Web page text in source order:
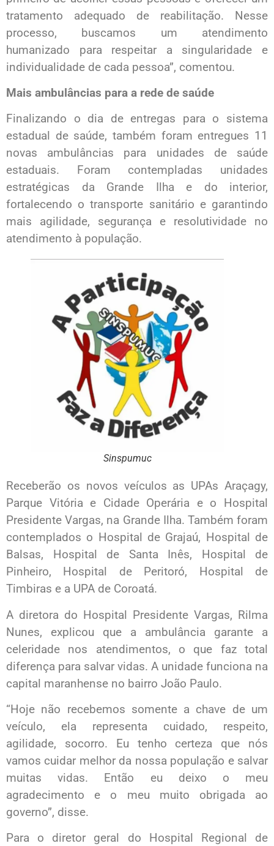
tratamento adequado de reabilitação. Nesse
processo, buscamos um atendimento
humanizado para respeitar a singularidade e
individualidade de cada pessoa”, comentou.
Mais ambulâncias para a rede de saúde
Finalizando o dia de entregas para o sistema
estadual de saúde, também foram entregues 11
novas ambulâncias para unidades de saúde
estaduais. Foram contempladas unidades
estratégicas da Grande Ilha e do interior,
fortalecendo o transporte sanitário e garantindo
mais agilidade, segurança e resolutividade no
atendimento à população.
Sinspumuc
Receberão os novos veículos as UPAs Araçagy,
Parque Vitória e Cidade Operária e o Hospital
Presidente Vargas, na Grande Ilha. Também foram
contemplados o Hospital de Grajaú, Hospital de
Balsas, Hospital de Santa Inês, Hospital de
Pinheiro, Hospital de Peritoró, Hospital de
Timbiras e a UPA de Coroatá.
A diretora do Hospital Presidente Vargas, Rilma
Nunes, explicou que a ambulância garante a
celeridade nos atendimentos, o que faz total
diferença para salvar vidas. A unidade funciona na
capital maranhense no bairro João Paulo.
“Hoje não recebemos somente a chave de um
veículo, ela representa cuidado, respeito,
agilidade, socorro. Eu tenho certeza que nós
vamos cuidar melhor da nossa população e salvar
muitas vidas. Então eu deixo o meu
agradecimento e o meu muito obrigada ao
governo”, disse.
Para o diretor geral do Hospital Regional de